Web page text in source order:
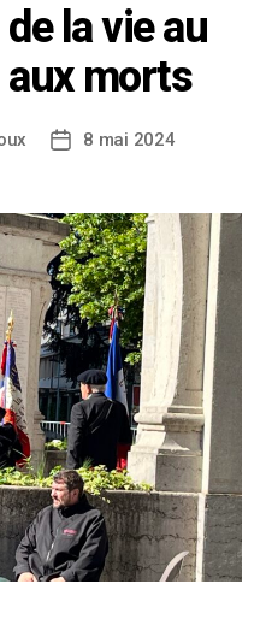
la vie au
morts
8 mai 2024